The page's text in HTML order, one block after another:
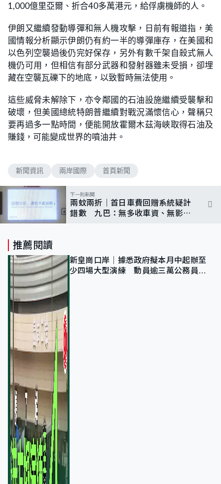
1,000億里亞爾、折合40多萬港元，給俘虜機師的人。
伊朗又繼續發動導彈和無人機攻擊，日前有報道指，美
國情報分析顯示伊朗仍有約一半的導彈庫存，在美國和
以色列空襲過後仍完好保存，另外有數千架自殺式無人
機仍可用，但相信有部分武器和發射器雖未受損，卻埋
藏在空襲瓦礫下的地底，以致暫時無法使用。
這些威脅未解除下，亦令鄰國的石油設施繼續受襲擊和
破壞，但美國總統特朗普繼續對戰況滿懷信心，聲稱只
要再過多一點時間，便能開放霍爾木茲海峽取得石油及
賺錢，可能變成世界的噴油井。
新聞資訊 兩岸國際 首頁新聞
下一則新聞
兩蚊兩折｜首日車費回贈系統疑計
錯數 九巴：無多收車資、無影響
推薦閱讀
新皇崗口岸｜據悉政府擬本月中起辦至
少四場大型演練 動員逾三萬公務員人